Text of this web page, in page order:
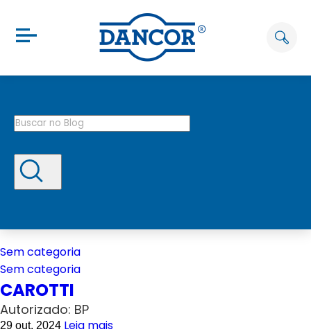
Sem categoria
Sem categoria
CAROTTI
Autorizado: BP
29 out. 2024 Leia mais